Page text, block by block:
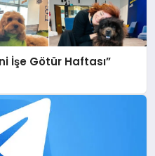
İşe Götür Haftası”